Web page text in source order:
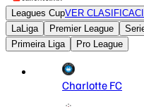
Leagues CupVER
LaLiga
Premier League
Primeira Liga
Pro League
Charlotte FC